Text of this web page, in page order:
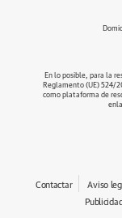
En lo posible, para la
Reglamento (UE) 524/
como plataforma de
Contactar Aviso
Publicidad